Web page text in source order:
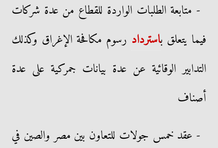
- متابعة الطلبات الواردة للقطاع من عدة شركات
فيما يتعلق باسترداد رسوم مكافحة الإغراق وكذلك
التدابير الوقائية عن عدة بيانات جمركية على عدة
أصناف
- عقد خمس جولات للتعاون بين مصر والصين في